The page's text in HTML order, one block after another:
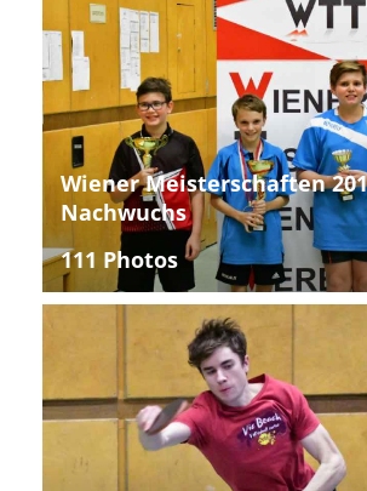
Wiener Meisterschaften
Nachwuchs
111 Photos